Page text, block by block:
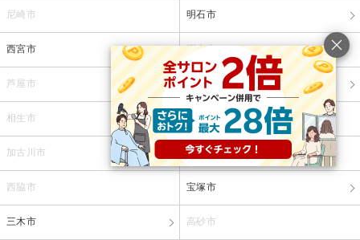
尼崎市 明石市
西宮市 洲本市
芦屋市 伊丹市
相生市 豊岡市
加古川市 赤穂市
西脇市 宝塚市
三木市 高砂市